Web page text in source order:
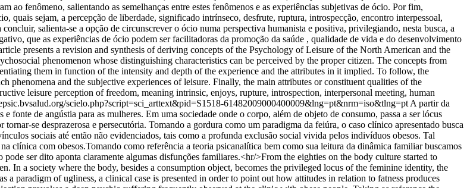
ao fenômeno, salientando as semelhanças entre estes fenômenos e as experiências subjetivas de ócio. Por fim,
quais sejam, a percepção de liberdade, significado intrínseco, desfrute, ruptura, introspecção, encontro interpessoal,
salienta-se a opção de circunscrever o ócio numa perspectiva humanista e positiva, privilegiando, nesta busca, a
que as experiências de ócio podem ser facilitadoras da promoção da saúde , qualidade de vida e do desenvolvimento
presents a revision and synthesis of deriving concepts of the Psychology of Leisure of the North American and the
phenomenon whose distinguishing characteristics can be perceived by the proper citizen. The concepts from
them in function of the intensity and depth of the experience and the attributes in it implied. To follow, the
phenomena and the subjective experiences of leisure. Finally, the main attributes or constituent qualities of the
leisure perception of freedom, meaning intrinsic, enjoys, rupture, introspection, interpersonal meeting, human
scielo.php?script=sci_arttext&pid=S1518-61482009000400009&lng=pt&nrm=iso&tlng=pt A partir da
fonte de angústia para as mulheres. Em uma sociedade onde o corpo, além de objeto de consumo, passa a ser lócus
se desprazerosa e persecutória. Tomando a gordura como um paradigma da feiúra, o caso clínico apresentado busca
sociais até então não evidenciados, tais como a profunda exclusão social vivida pelos indivíduos obesos. Tal
clínica com obesos.Tomando como referência a teoria psicanalítica bem como sua leitura da dinâmica familiar buscamos
ser dito aponta claramente algumas disfunções familiares.<hr/>From the eighties on the body culture started to
In a society where the body, besides a consumption object, becomes the privileged locus of the feminine identity, the
a paradigm of ugliness, a clinical case is presented in order to point out how attitudes in relation to fatness produces